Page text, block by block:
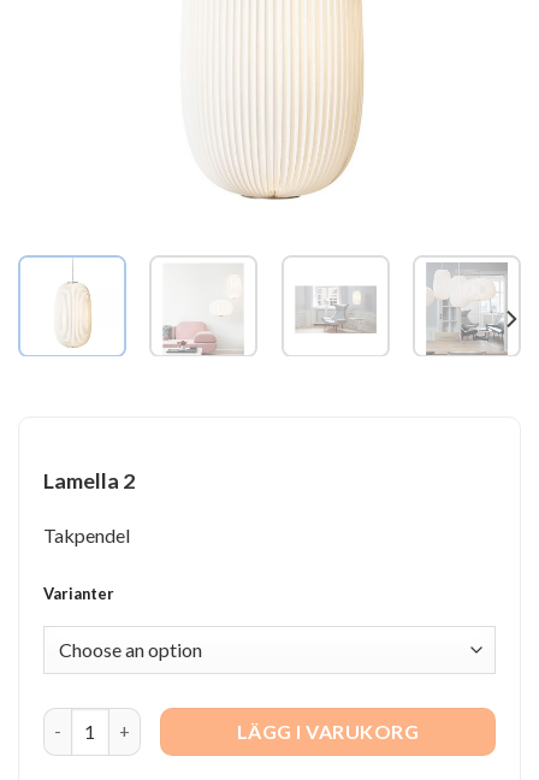
Lamella 2
Takpendel
Varianter
Lamella 2 quantity LÄGG I VARUKORG